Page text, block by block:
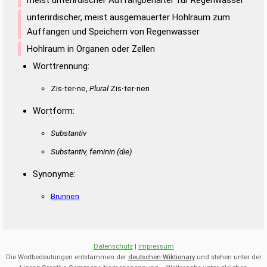
unterirdischer, meist ausgemauerter Hohlraum zum
Auffangen und Speichern von Regenwasser
Hohlraum in Organen oder Zellen
Worttrennung:
Zis·ter·ne, PluralZis·ter·nen
Wortform:
Substantiv
Substantiv, feminin(die)
Synonyme:
Brunnen
Datenschutz| Impressum
Die Wortbedeutungen entstammen der deutschen Wiktionaryund stehen unter der